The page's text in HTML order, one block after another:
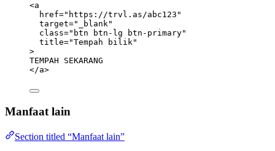
<a
href=" https://trvl.as/abc123 "
target=" _blank"
class=" btn btn-lg btn-primary"
title="Tempah bilik"
>
TEMPAH SEKARANG
</a>
Manfaat lain
Section titled “Manfaat lain”